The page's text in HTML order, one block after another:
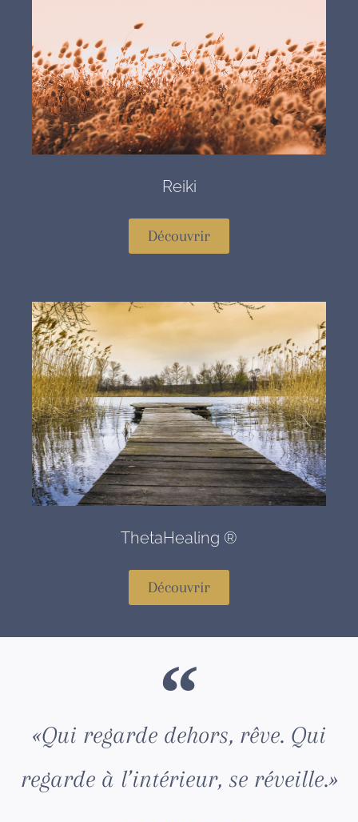
Reiki
Découvrir
ThetaHealing ®
Découvrir
«Qui regarde dehors, rêve. Qui
regarde à l’intérieur, se réveille.»